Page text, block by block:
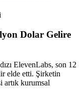
Dolar Gelire
ElevenLabs, son 12
elde etti. Şirketin
artık kurumsal